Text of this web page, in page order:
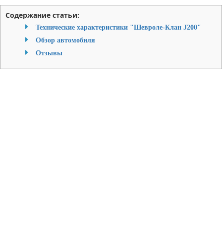
Содержание статьи:
Технические характеристики "Шевроле-Клан J200"
Обзор автомобиля
Отзывы